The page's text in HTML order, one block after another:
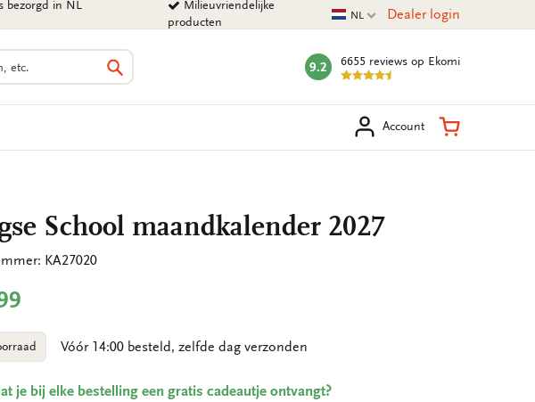
bezorgd in NL
Milieuvriendelijke
producten
Huidige taal
NL Dealer login
Zoeken
mark:
9.2 6655 reviews op Ekomi
Account Winkelmand
School maandkalender 2027
KA27020
Vóór 14:00 besteld, zelfde dag verzonden
je bij elke bestelling een gratis cadeautje ontvangt?